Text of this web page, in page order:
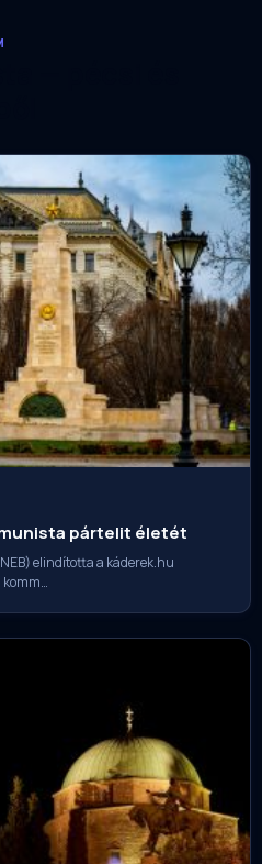
pártelit életét
elindította a káderek.hu
komm…